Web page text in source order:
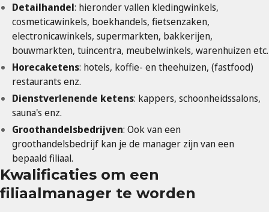
Detailhandel: hieronder vallen kledingwinkels,
cosmeticawinkels, boekhandels, fietsenzaken,
electronicawinkels, supermarkten, bakkerijen,
bouwmarkten, tuincentra, meubelwinkels, warenhuizen etc.
Horecaketens: hotels, koffie- en theehuizen, (fastfood)
restaurants enz.
Dienstverlenende ketens: kappers, schoonheidssalons,
sauna's enz.
Groothandelsbedrijven: Ook van een
groothandelsbedrijf kan je de manager zijn van een
bepaald filiaal.
Kwalificaties om een
filiaalmanager te worden